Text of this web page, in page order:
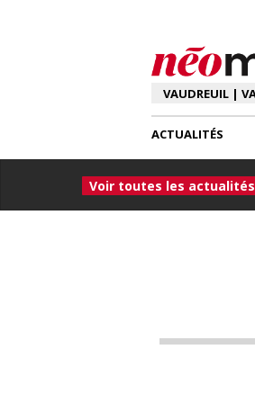
ACTUALITÉS
Voir toutes les actualités